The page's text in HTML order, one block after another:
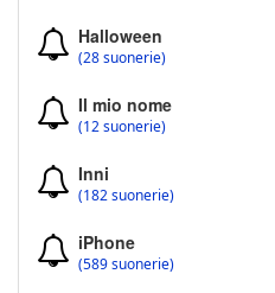
Halloween
(28 suonerie)
Il mio nome
(12 suonerie)
Inni
(182 suonerie)
iPhone
(589 suonerie)